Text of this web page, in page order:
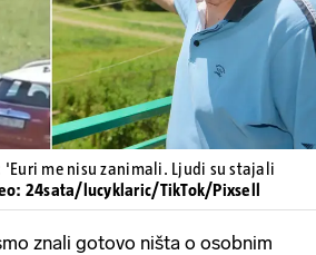
me nisu zanimali. Ljudi su stajali
24sata/lucyklaric/TikTok/Pixsell
znali gotovo ništa o osobnim